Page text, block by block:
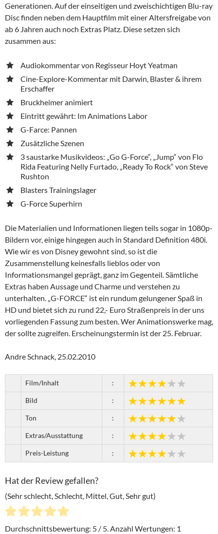
Generationen. Auf der einseitigen und zweischichtigen Blu-ray
Disc finden neben dem Hauptfilm mit einer Altersfreigabe von
ab 6 Jahren auch noch Extras Platz. Diese setzen sich
zusammen aus:
Audiokommentar von Regisseur Hoyt Yeatman
Cine-Explore-Kommentar mit Darwin, Blaster & ihrem
Erschaffer
Bruckheimer animiert
Eintritt gewährt: Im Animations Labor
G-Farce: Pannen
Zusätzliche Szenen
3 saustarke Musikvideos: „Go G-Force“, „Jump“ von Flo
Rida Featuring Nelly Furtado, „Ready To Rock“ von Steve
Rushton
Blasters Trainingslager
G-Force Superhirn
Die Materialien und Informationen liegen teils sogar in 1080p-
Bildern vor, einige hingegen auch in Standard Definition 480i.
Wie wir es von Disney gewohnt sind, so ist die
Zusammenstellung keinesfalls lieblos oder von
Informationsmangel geprägt, ganz im Gegenteil. Sämtliche
Extras haben Aussage und Charme und verstehen zu
unterhalten. „G-FORCE“ ist ein rundum gelungener Spaß in
HD und bietet sich zu rund 22,- Euro Straßenpreis in der uns
vorliegenden Fassung zum besten. Wer Animationswerke mag,
der sollte zugreifen. Erscheinungstermin ist der 25. Februar.
Andre Schnack, 25.02.2010
Film/Inhalt :
Bild :
Ton :
Extras/Ausstattung :
Preis-Leistung :
Hat der Review gefallen?
(Sehr schlecht, Schlecht, Mittel, Gut, Sehr gut)
Durchschnittsbewertung: 5 / 5. Anzahl Wertungen: 1